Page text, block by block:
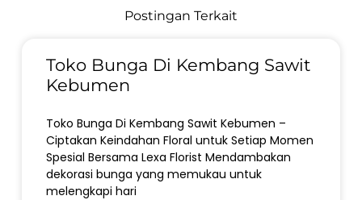
Postingan Terkait
Toko Bunga Di Kembang Sawit
Kebumen
Toko Bunga Di Kembang Sawit Kebumen –
Ciptakan Keindahan Floral untuk Setiap Momen
Spesial Bersama Lexa Florist Mendambakan
dekorasi bunga yang memukau untuk
melengkapi hari